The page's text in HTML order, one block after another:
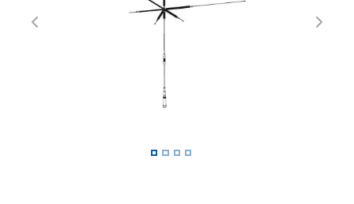
Previous Next